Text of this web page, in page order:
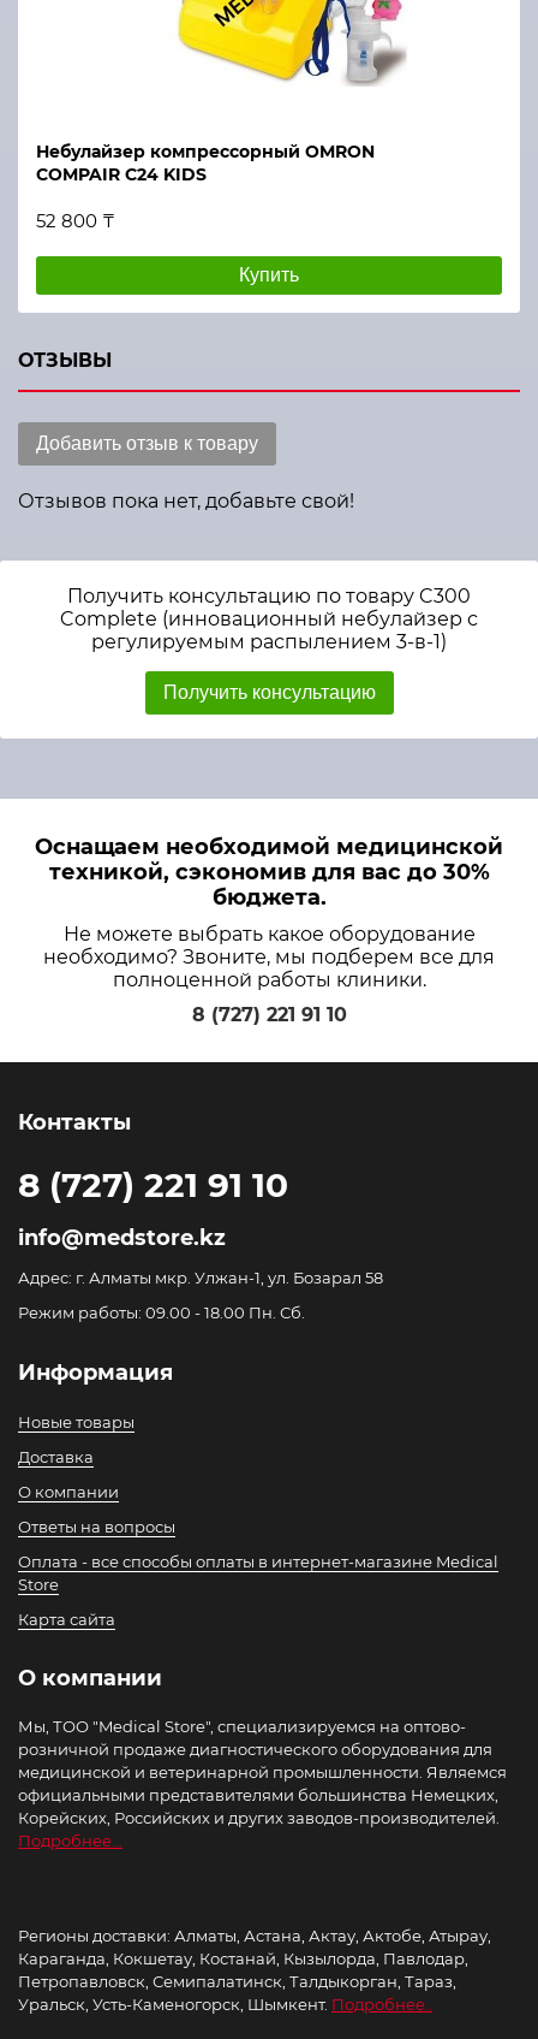
Небулайзер компрессорный OMRON
COMPAIR C24 KIDS
52 800 ₸
Купить
ОТЗЫВЫ
Добавить отзыв к товару
Отзывов пока нет, добавьте свой!
Получить консультацию по товару C300
Complete (инновационный небулайзер с
регулируемым распылением 3-в-1)
Получить консультацию
Оснащаем необходимой медицинской
техникой, сэкономив для вас до 30%
бюджета.
Не можете выбрать какое оборудование
необходимо? Звоните, мы подберем все для
полноценной работы клиники.
8 (727) 221 91 10
Контакты
8 (727) 221 91 10
info@medstore.kz
Адрес: г. Алматы мкр. Улжан-1, ул. Бозарал 58
Режим работы: 09.00 - 18.00 Пн. Сб.
Информация
Новые товары
Доставка
О компании
Ответы на вопросы
Оплата - все способы оплаты в интернет-магазине Medical
Store
Карта сайта
О компании
Мы, ТОО "Medical Store", специализируемся на оптово-
розничной продаже диагностического оборудования для
медицинской и ветеринарной промышленности. Являемся
официальными представителями большинства Немецких,
Корейских, Российских и других заводов-производителей.
Подробнее...
Регионы доставки: Алматы, Астана, Актау, Актобе, Атырау,
Караганда, Кокшетау, Костанай, Кызылорда, Павлодар,
Петропавловск, Семипалатинск, Талдыкорган, Тараз,
Уральск, Усть-Каменогорск, Шымкент. Подробнее..